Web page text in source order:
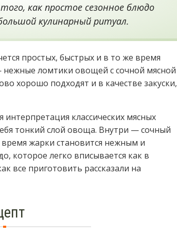
как простое сезонное блюдо
кулинарный ритуал.
простых, быстрых и в то же время
ломтики овощей с сочной мясной
хорошо подходят и в качестве закуски,
классических мясных
тонкий слой овоща. Внутри — сочный
жарки становится нежным и
которое легко вписывается как в
все приготовить рассказали на